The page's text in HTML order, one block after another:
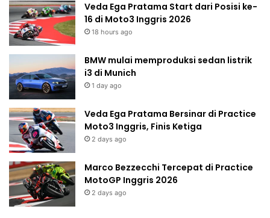
Veda Ega Pratama Start dari Posisi ke-
16 di Moto3 Inggris 2026
18 hours ago
BMW mulai memproduksi sedan listrik
i3 di Munich
1 day ago
Veda Ega Pratama Bersinar di Practice
Moto3 Inggris, Finis Ketiga
2 days ago
Marco Bezzecchi Tercepat di Practice
MotoGP Inggris 2026
2 days ago